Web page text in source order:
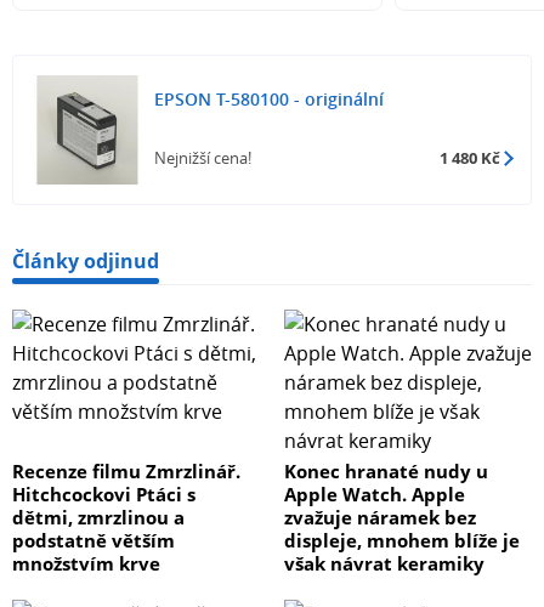
EPSON T-580100 - originální
Nejnižší cena! 1 480 Kč
Články odjinud
Recenze filmu Zmrzlinář.
Hitchcockovi Ptáci s
dětmi, zmrzlinou a
podstatně větším
množstvím krve
Konec hranaté nudy u
Apple Watch. Apple
zvažuje náramek bez
displeje, mnohem blíže je
však návrat keramiky